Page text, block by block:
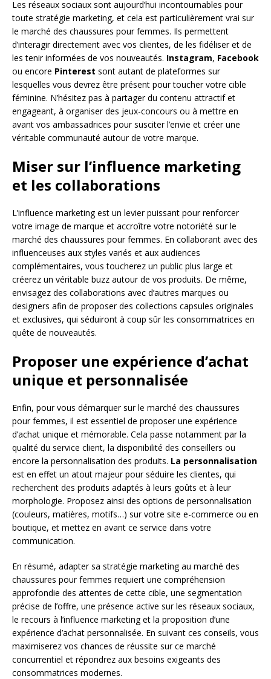
Les réseaux sociaux sont aujourd’hui incontournables pour
toute stratégie marketing, et cela est particulièrement vrai sur
le marché des chaussures pour femmes. Ils permettent
d’interagir directement avec vos clientes, de les fidéliser et de
les tenir informées de vos nouveautés. Instagram, Facebook
ou encore Pinterest sont autant de plateformes sur
lesquelles vous devrez être présent pour toucher votre cible
féminine. N’hésitez pas à partager du contenu attractif et
engageant, à organiser des jeux-concours ou à mettre en
avant vos ambassadrices pour susciter l’envie et créer une
véritable communauté autour de votre marque.
Miser sur l’influence marketing
et les collaborations
L’influence marketing est un levier puissant pour renforcer
votre image de marque et accroître votre notoriété sur le
marché des chaussures pour femmes. En collaborant avec des
influenceuses aux styles variés et aux audiences
complémentaires, vous toucherez un public plus large et
créerez un véritable buzz autour de vos produits. De même,
envisagez des collaborations avec d’autres marques ou
designers afin de proposer des collections capsules originales
et exclusives, qui séduiront à coup sûr les consommatrices en
quête de nouveautés.
Proposer une expérience d’achat
unique et personnalisée
Enfin, pour vous démarquer sur le marché des chaussures
pour femmes, il est essentiel de proposer une expérience
d’achat unique et mémorable. Cela passe notamment par la
qualité du service client, la disponibilité des conseillers ou
encore la personnalisation des produits. La personnalisation
est en effet un atout majeur pour séduire les clientes, qui
recherchent des produits adaptés à leurs goûts et à leur
morphologie. Proposez ainsi des options de personnalisation
(couleurs, matières, motifs…) sur votre site e-commerce ou en
boutique, et mettez en avant ce service dans votre
communication.
En résumé, adapter sa stratégie marketing au marché des
chaussures pour femmes requiert une compréhension
approfondie des attentes de cette cible, une segmentation
précise de l’offre, une présence active sur les réseaux sociaux,
le recours à l’influence marketing et la proposition d’une
expérience d’achat personnalisée. En suivant ces conseils, vous
maximiserez vos chances de réussite sur ce marché
concurrentiel et répondrez aux besoins exigeants des
consommatrices modernes.